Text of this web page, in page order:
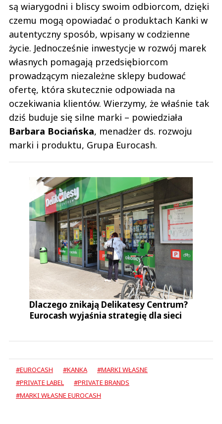
są wiarygodni i bliscy swoim odbiorcom, dzięki
czemu mogą opowiadać o produktach Kanki w
autentyczny sposób, wpisany w codzienne
życie. Jednocześnie inwestycje w rozwój marek
własnych pomagają przedsiębiorcom
prowadzącym niezależne sklepy budować
ofertę, która skutecznie odpowiada na
oczekiwania klientów. Wierzymy, że właśnie tak
dziś buduje się silne marki – powiedziała
Barbara Bociańska, menadżer ds. rozwoju
marki i produktu, Grupa Eurocash.
Dlaczego znikają Delikatesy Centrum?
Eurocash wyjaśnia strategię dla sieci
#EUROCASH #KANKA
#MARKI WŁASNE
#PRIVATE LABEL
#PRIVATE BRANDS
#MARKI WŁASNE EUROCASH